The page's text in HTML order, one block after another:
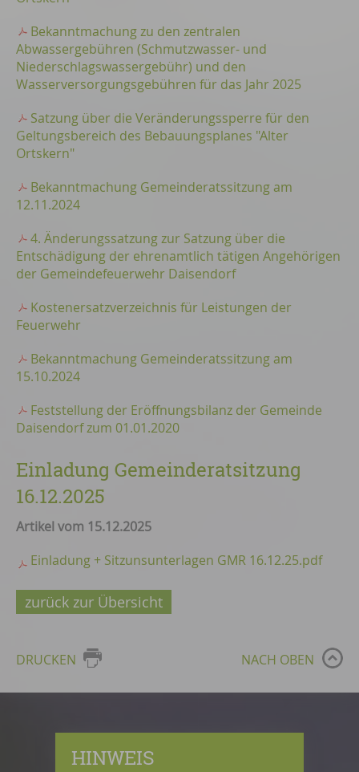
Bekanntmachung zu den zentralen
Abwassergebühren (Schmutzwasser- und
Niederschlagswassergebühr) und den
Wasserversorgungsgebühren für das Jahr 2025
Satzung über die Veränderungssperre für den
Geltungsbereich des Bebauungsplanes "Alter
Ortskern"
Bekanntmachung Gemeinderatssitzung am
12.11.2024
4. Änderungssatzung zur Satzung über die
Entschädigung der ehrenamtlich tätigen Angehörigen
der Gemeindefeuerwehr Daisendorf
Kostenersatzverzeichnis für Leistungen der
Feuerwehr
Bekanntmachung Gemeinderatssitzung am
15.10.2024
Feststellung der Eröffnungsbilanz der Gemeinde
Daisendorf zum 01.01.2020
Einladung Gemeinderatsitzung
16.12.2025
Artikel vom 15.12.2025
Einladung + Sitzunsunterlagen GMR 16.12.25.pdf
zurück zur Übersicht
DRUCKEN NACH OBEN
HINWEIS